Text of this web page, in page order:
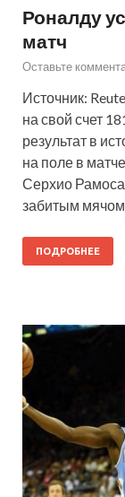
Роналду
матч
Оставьте
Источник:
на свой счет
результат в
на поле в
Серхио
забитым
ПОДРОБНЕЕ